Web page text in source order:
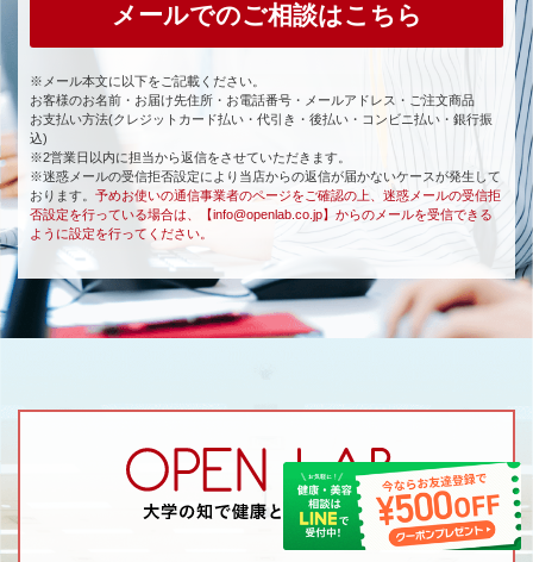
メールでのご相談はこちら
※メール本文に以下をご記載ください。
お客様のお名前・お届け先住所・お電話番号・メールアドレス・ご注文商品
お支払い方法(クレジットカード払い・代引き・後払い・コンビニ払い・銀行振
込)
※2営業日以内に担当から返信をさせていただきます。
※迷惑メールの受信拒否設定により当店からの返信が届かないケースが発生して
おります。 予めお使いの通信事業者のページをご確認の上、迷惑メールの受信拒
否設定を行っている場合は、【info@openlab.co.jp】からのメールを受信できる
ように設定を行ってください。